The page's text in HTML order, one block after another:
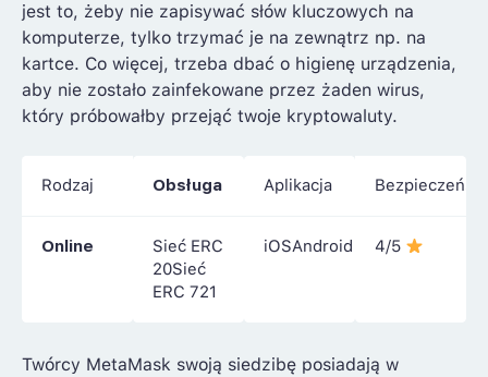
jest to, żeby nie zapisywać słów kluczowych na
komputerze, tylko trzymać je na zewnątrz np. na
kartce. Co więcej, trzeba dbać o higienę urządzenia,
aby nie zostało zainfekowane przez żaden wirus,
który próbowałby przejąć twoje kryptowaluty.
Rodzaj Obsługa Aplikacja
Online
Sieć ERC
20Sieć
ERC 721
iOSAndroid 4/5
Twórcy MetaMask swoją siedzibę posiadają w